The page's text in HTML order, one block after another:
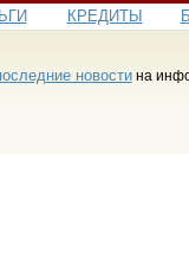
КРЕДИТЫ
новостина